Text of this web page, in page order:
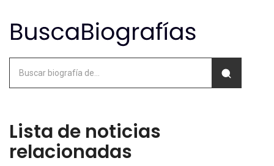
Lista de noticias
relacionadas